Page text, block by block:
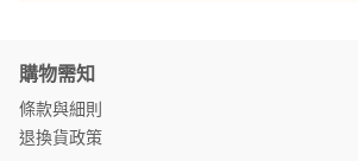
購物需知
條款與細則
退換貨政策